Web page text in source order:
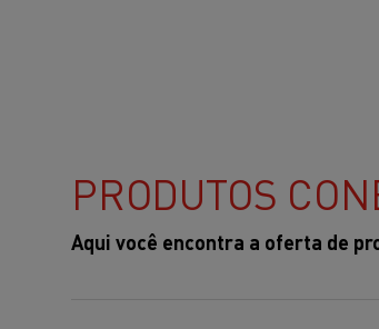
PRODUTOS
Aqui você encontra a oferta de